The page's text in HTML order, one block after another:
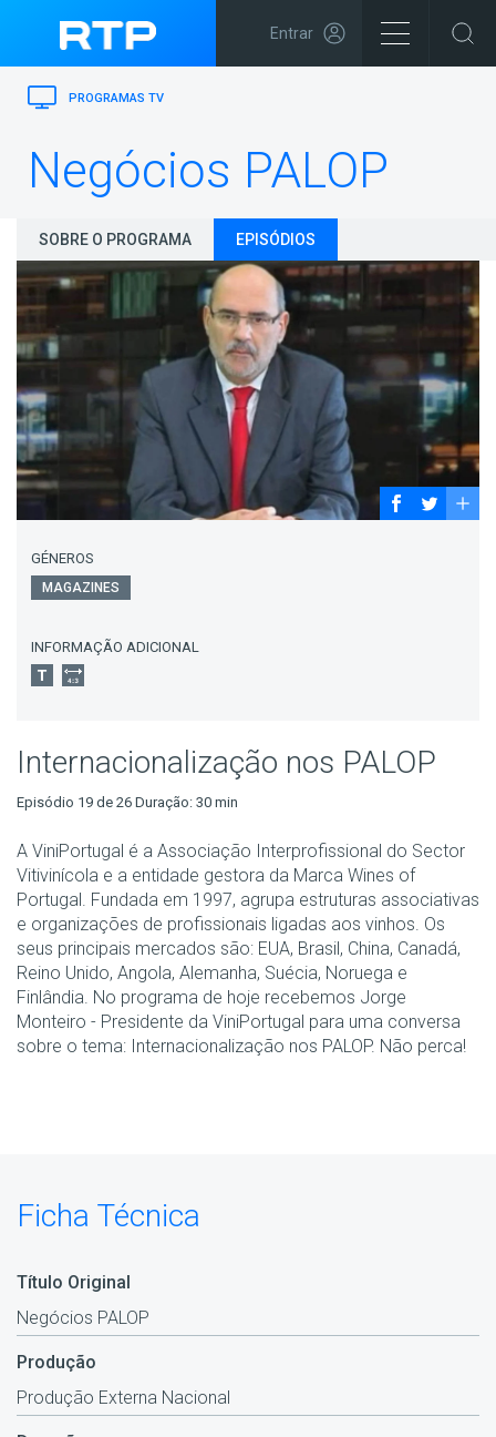
Entrar
PROGRAMAS TV
Negócios PALOP
SOBRE O PROGRAMA EPISÓDIOS
GÉNEROS
MAGAZINES
INFORMAÇÃO ADICIONAL
Internacionalização nos PALOP
Episódio 19 de 26 Duração: 30 min
A ViniPortugal é a Associação Interprofissional do Sector
Vitivinícola e a entidade gestora da Marca Wines of
Portugal. Fundada em 1997, agrupa estruturas associativas
e organizações de profissionais ligadas aos vinhos. Os
seus principais mercados são: EUA, Brasil, China, Canadá,
Reino Unido, Angola, Alemanha, Suécia, Noruega e
Finlândia. No programa de hoje recebemos Jorge
Monteiro - Presidente da ViniPortugal para uma conversa
sobre o tema: Internacionalização nos PALOP. Não perca!
Ficha Técnica
Título Original
Negócios PALOP
Produção
Produção Externa Nacional